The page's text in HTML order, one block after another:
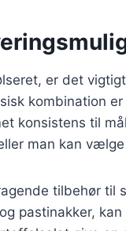
er det
kombination
konsistens til
man kan
tilbehør til
pastinakker,